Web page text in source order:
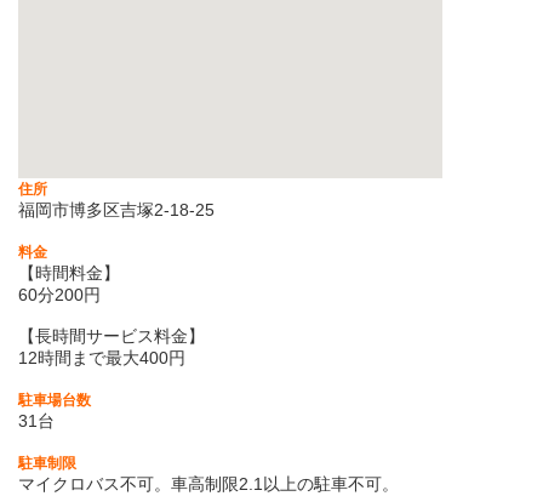
住所
福岡市博多区吉塚2-18-25
料金
【時間料金】
60分200円
【長時間サービス料金】
12時間まで最大400円
駐車場台数
31台
駐車制限
マイクロバス不可。車高制限2.1以上の駐車不可。